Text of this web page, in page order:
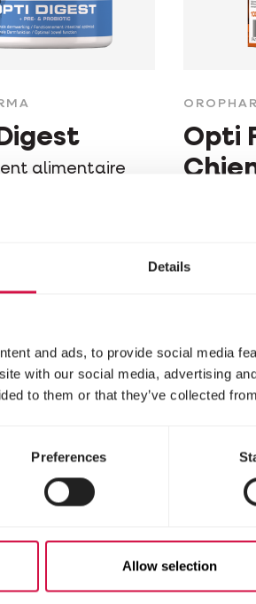
Details
and ads, to provide social media
with our social media, advertising
to them or that they’ve collected
Preferences
Allow selection
alimentaire
Opti
sous